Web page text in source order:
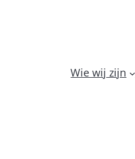
Wie wij zijn